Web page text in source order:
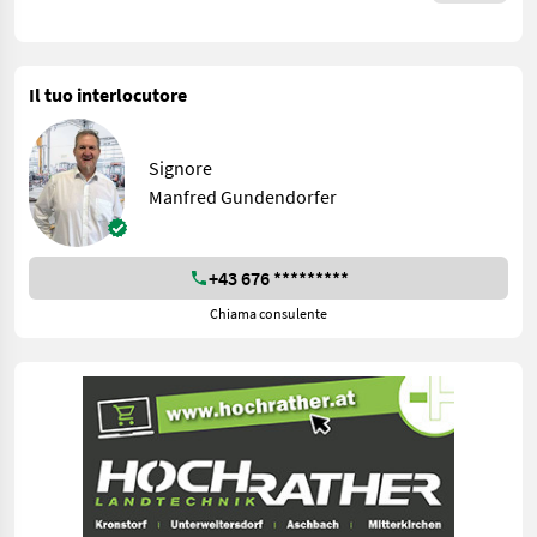
Il tuo interlocutore
Signore
Manfred Gundendorfer
+43 676 *********
Chiama consulente